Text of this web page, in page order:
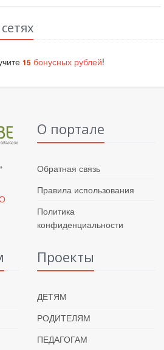
15 бонусных рублей!
О портале
Обратная связь
Правила использования
Политика
конфиденциальности
Проекты
ДЕТЯМ
РОДИТЕЛЯМ
ПЕДАГОГАМ